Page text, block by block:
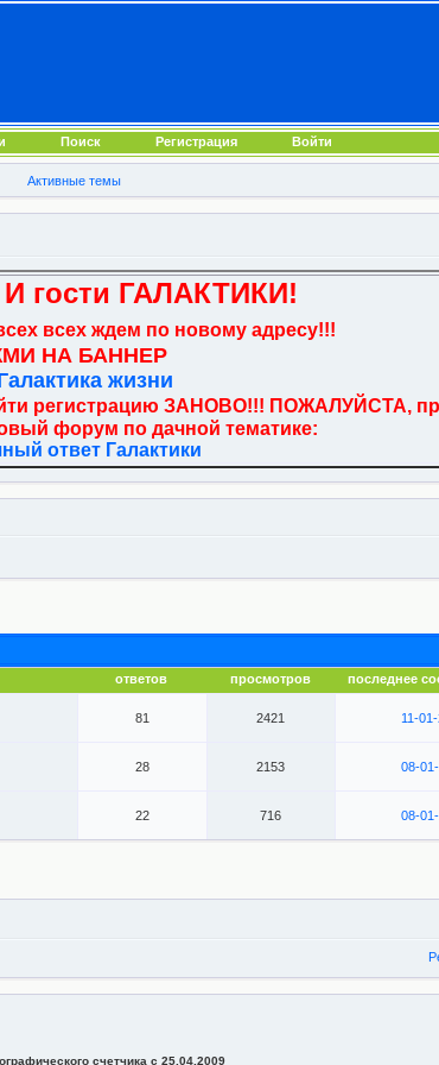
Поиск Регистрация Войти
Активные темы
гости ГАЛАКТИКИ!
всех ждем по новому адресу!!!
НА БАННЕР
регистрацию ЗАНОВО!!! ПОЖАЛУЙСТА,
форум по дачной тематике:
ответов просмотров последнее
81 2421 11-
28 2153 08-
22 716 08-
счетчика с 25.04.2009